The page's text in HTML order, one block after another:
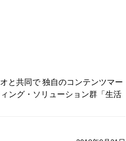
と共同で 独自のコンテンツマー
ング・ソリューション群「生活